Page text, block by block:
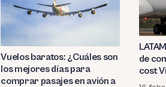
Vuelos baratos: ¿Cuáles son
los mejores días para
comprar pasajes en avión a
de
cost